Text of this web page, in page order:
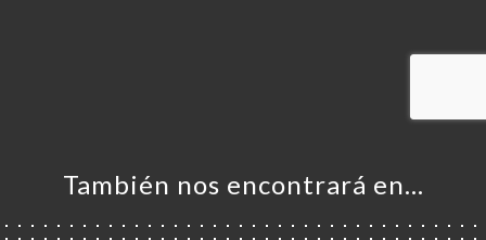
También nos encontrará en…